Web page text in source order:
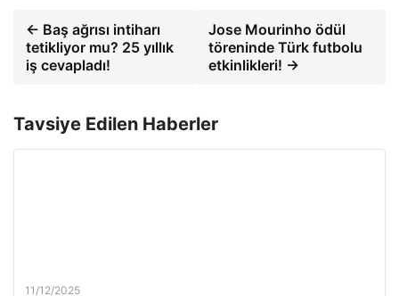
← Baş ağrısı intiharı
tetikliyor mu? 25 yıllık
iş cevapladı!
Jose Mourinho ödül
töreninde Türk futbolu
etkinlikleri! →
Tavsiye Edilen Haberler
11/12/2025